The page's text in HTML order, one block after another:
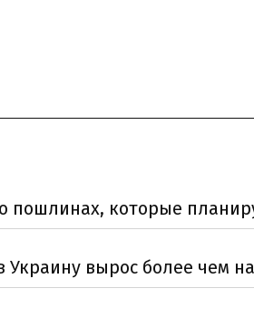
пошлинах, которые
вырос более чем